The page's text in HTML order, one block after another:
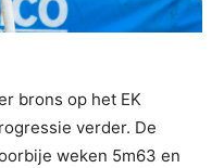
brons op het EK
verder. De
weken 5m63 en